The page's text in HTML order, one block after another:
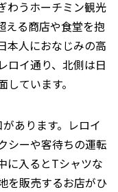
わうホーチミン観光
える商店や食堂を抱
本人におなじみの高
ロイ通り、北側は日
ています。
あります。レロイ
シーや客待ちの運転
に入るとTシャツな
を販売するお店がひ